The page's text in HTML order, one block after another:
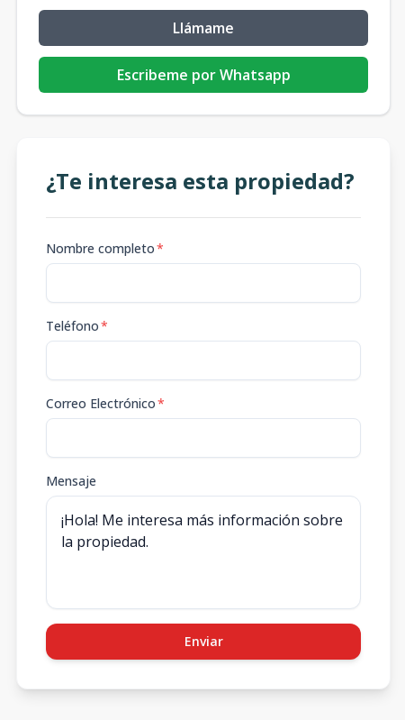
Llámame
Escribeme por Whatsapp
¿Te interesa esta propiedad?
Nombre completo*
Teléfono*
Correo Electrónico*
Mensaje
Enviar